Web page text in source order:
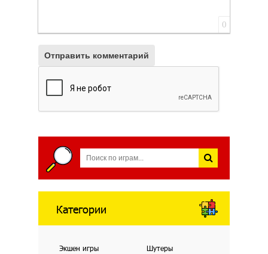
0
Отправить комментарий
Категории
Экшен игры Шутеры